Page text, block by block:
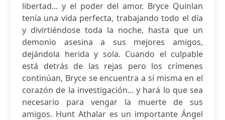
libertad... y el poder del amor. Bryce Quinlan
tenía una vida perfecta, trabajando todo el día
y divirtiéndose toda la noche, hasta que un
demonio asesina a sus mejores amigos,
dejándola herida y sola. Cuando el culpable
está detrás de las rejas pero los crímenes
continúan, Bryce se encuentra a sí misma en el
corazón de la investigación... y hará lo que sea
necesario para vengar la muerte de sus
amigos. Hunt Athalar es un importante Ángel